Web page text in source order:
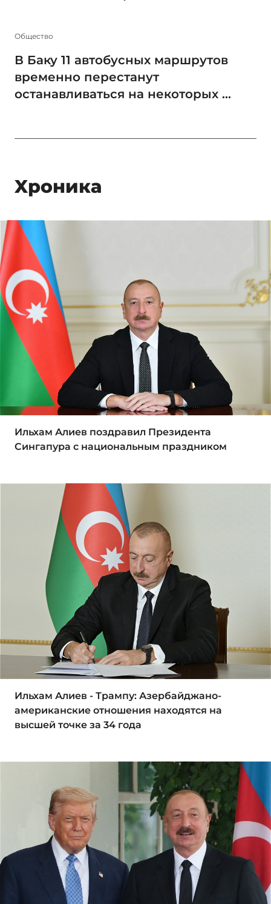
Общество
В Баку 11 автобусных маршрутов
временно перестанут
останавливаться на некоторых ...
Xроника
Ильхам Алиев поздравил Президента
Сингапура с национальным праздником
Ильхам Алиев - Трампу: Азербайджано-
американские отношения находятся на
высшей точке за 34 года